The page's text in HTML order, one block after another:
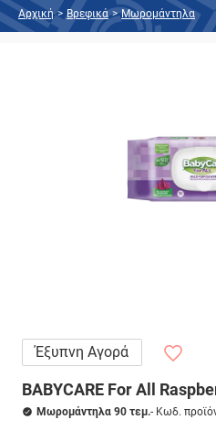
Αρχική > Βρεφικά > Μωρομάντηλα
Έξυπνη Αγορά
BABYCARE For All
Μωρομάντηλα 90 τεμ.- Κωδ.